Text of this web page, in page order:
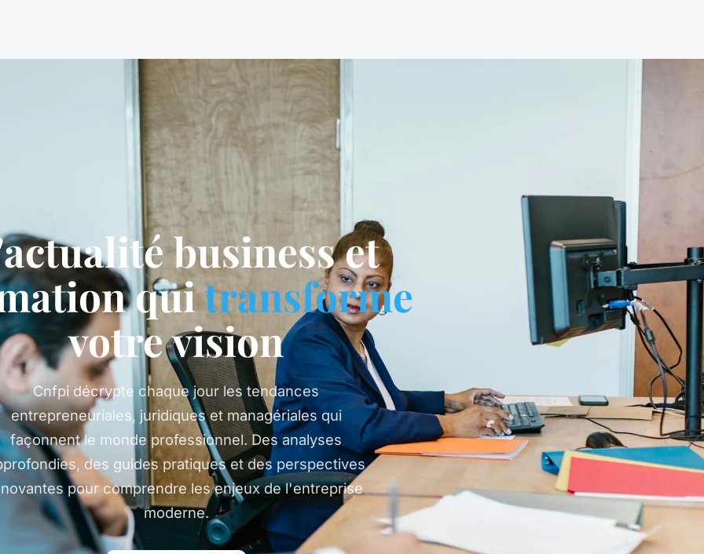
business et
quitransforme
votre vision
Cnfpi décrypte chaque jour les tendances
entrepreneuriales, juridiques et managériales qui
façonnent le monde professionnel. Des analyses
des guides pratiques et des perspectives
pour comprendre les enjeux de l'entreprise
moderne.